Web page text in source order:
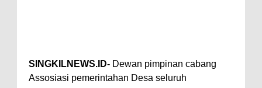
SINGKILNEWS.ID- Dewan pimpinan cabang
Assosiasi pemerintahan Desa seluruh